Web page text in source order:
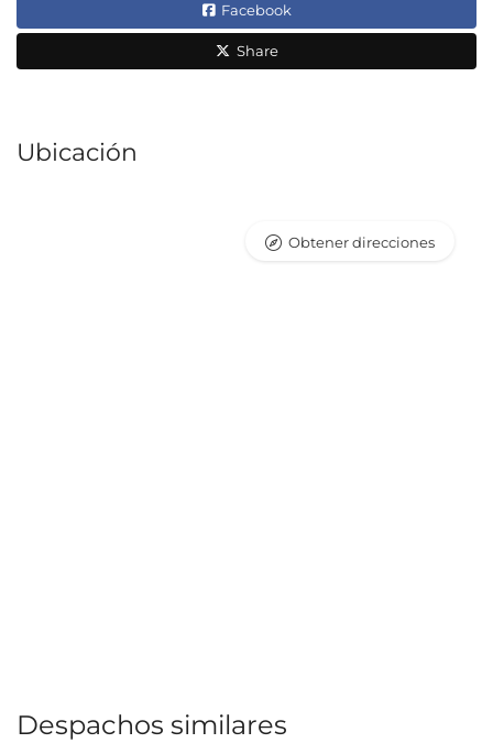
Facebook
Share
Ubicación
Obtener direcciones
Despachos similares